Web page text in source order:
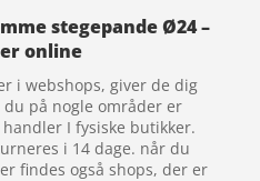
stegepande Ø24 –
online
i webshops, giver de dig
på nogle områder er
I fysiske butikker.
i 14 dage. når du
findes også shops, der er